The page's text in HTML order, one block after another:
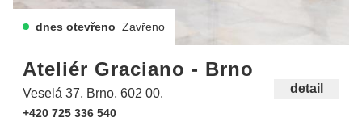
dnes otevřeno Zavřeno
Ateliér Graciano - Brno
Veselá 37, Brno, 602 00.
+420 725 336 540
detail